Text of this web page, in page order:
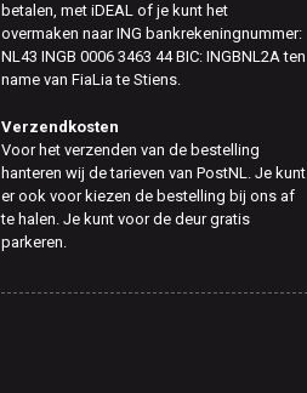
betalen, met iDEAL of je kunt het
overmaken naar ING bankrekeningnummer:
NL43 INGB 0006 3463 44 BIC: INGBNL2A ten
name van FiaLia te Stiens.
Verzendkosten
Voor het verzenden van de bestelling
hanteren wij de tarieven van PostNL. Je kunt
er ook voor kiezen de bestelling bij ons af
te halen. Je kunt voor de deur gratis
parkeren.